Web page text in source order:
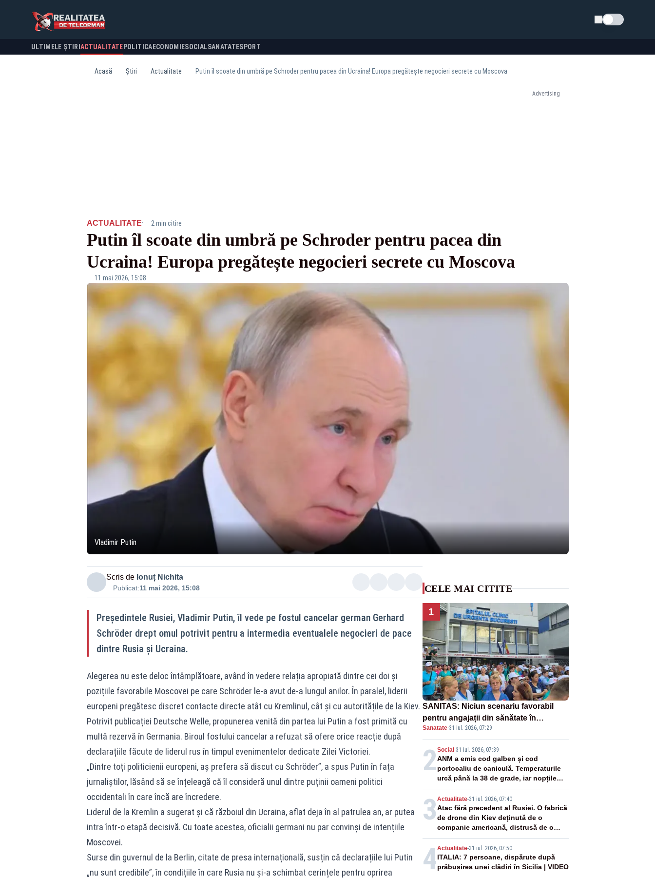
Schimba tema
ULTIMELE ȘTIRI ACTUALITATE POLITICA ECONOMIESOCIALSANATATESPORT
Acasă Știri Actualitate Putin îl scoate din umbră pe Schroder pentru pacea din Ucraina! Europa pregătește negocieri secrete cu Moscova
Advertising
ACTUALITATE· 2 min citire
Putin îl scoate din umbră pe Schroder pentru pacea din
Ucraina! Europa pregătește negocieri secrete cu Moscova
11 mai 2026, 15:08
Vladimir Putin
Scris de Ionuț Nichita
Publicat:11 mai 2026, 15:08
Președintele Rusiei, Vladimir Putin, îl vede pe fostul cancelar german Gerhard
Schröder drept omul potrivit pentru a intermedia eventualele negocieri de pace
dintre Rusia și Ucraina.
Alegerea nu este deloc întâmplătoare, având în vedere relația apropiată dintre cei doi și
pozițiile favorabile Moscovei pe care Schröder le-a avut de-a lungul anilor. În paralel, liderii
europeni pregătesc discret contacte directe atât cu Kremlinul, cât și cu autoritățile de la Kiev.
Potrivit publicației Deutsche Welle, propunerea venită din partea lui Putin a fost primită cu
multă rezervă în Germania. Biroul fostului cancelar a refuzat să ofere orice reacție după
declarațiile făcute de liderul rus în timpul evenimentelor dedicate Zilei Victoriei.
„Dintre toți politicienii europeni, aș prefera să discut cu Schröder”, a spus Putin în fața
jurnaliștilor, lăsând să se înțeleagă că îl consideră unul dintre puținii oameni politici
occidentali în care încă are încredere.
Liderul de la Kremlin a sugerat și că războiul din Ucraina, aflat deja în al patrulea an, ar putea
intra într-o etapă decisivă. Cu toate acestea, oficialii germani nu par convinși de intențiile
Moscovei.
Surse din guvernul de la Berlin, citate de presa internațională, susțin că declarațiile lui Putin
„nu sunt credibile”, în condițiile în care Rusia nu și-a schimbat cerințele pentru oprirea
CELE MAI CITITE
1
SANITAS: Niciun scenariu favorabil
pentru angajații din sănătate în
proiectul Legii salarizării
Sanatate·31 iul. 2026, 07:29
2Social-31 iul. 2026, 07:39
ANM a emis cod galben și cod
portocaliu de caniculă. Temperaturile
urcă până la 38 de grade, iar nopțile
devin tropicale
3 Actualitate-31 iul. 2026, 07:40
Atac fără precedent al Rusiei. O fabrică
de drone din Kiev deținută de o
companie americană, distrusă de o
rachetă rusească
4Actualitate-31 iul. 2026, 07:50
ITALIA: 7 persoane, dispărute după
prăbușirea unei clădiri în Sicilia | VIDEO